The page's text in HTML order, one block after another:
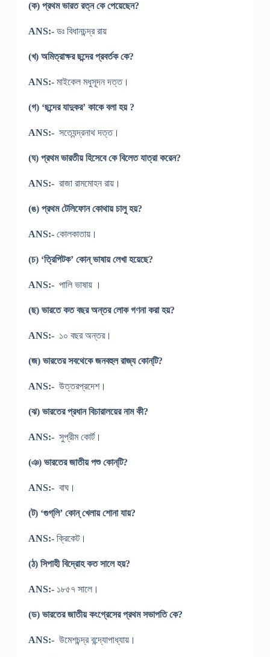
(ক) প্রথম ভারত রত্ন কে পেয়েছেন?
ANS:-ডঃ বিধানচন্দ্র রায়
(খ) অমিত্রাক্ষর ছন্দের প্রবর্তক কে?
ANS:-মাইকেল মধুসূদন দত্ত।
(গ) ‘ছন্দের যাদুকর’ কাকে বলা হয় ?
ANS:-সত্যেন্দ্রনাথ দত্ত।
(ঘ) প্রথম ভারতীয় হিসেবে কে বিলেত যাত্রা করেন?
ANS:-রাজা রামমোহন রায়।
(ঙ) প্রথম টেলিফোন কোথায় চালু হয়?
ANS:-কোলকাতায়।
(চ) ‘ত্রিপিটক’ কোন্ ভাষায় লেখা হয়েছে?
ANS:-পালি ভাষায় ।
(ছ) ভারতে কত বছর অন্তর লোক গণনা করা হয়?
ANS:-১০ বছর অন্তর।
(জ) ভারতের সবথেকে জনবহুল রাজ্য কোন্‌টি?
ANS:-উত্তরপ্রদেশ।
(ঝ) ভারতের প্রধান বিচারালয়ের নাম কী?
ANS:-সুপ্রীম কোর্ট।
(ঞ) ভারতের জাতীয় পশু কোন্‌টি?
ANS:-বাঘ।
(ট) ‘গুগ্‌লি’ কোন্ খেলায় শোনা যায়?
ANS:-ক্রিকেট।
(ঠ) সিপাহী বিদ্রোহ কত সালে হয়?
ANS:-১৮৫৭ সালে।
(ড) ভারতের জাতীয় কংগ্রেসের প্রথম সভাপতি কে?
ANS:-উমেশচন্দ্র বন্দ্যোপাধ্যায়।